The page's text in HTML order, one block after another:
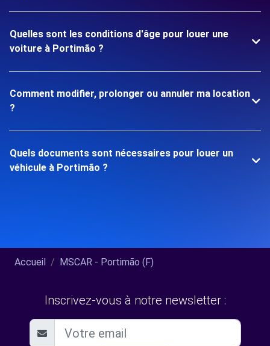
Quelles sont les conditions d'âge pour louer une
voiture à Portimão ?
Comment modifier, prolonger ou annuler ma location
?
Quels documents sont nécessaires pour louer un
véhicule à Portimão ?
Accueil MSCAR - Portimão (F)
Inscrivez-vous à notre newsletter :